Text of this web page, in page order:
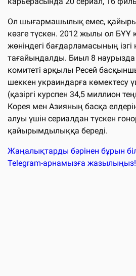
Ол шығармашылық емес,
көзге түскен. 2012 жылы ол БҰҰ
жөніндегі бағдарламасының ізгі
тағайындалды. Биыл 8
комитеті арқылы Ресей
шеккен украиндарға көмектесу
(қазіргі курспен 34,5 миллион
Корея мен Азияның басқа
алуы үшін сериалдан түскен
қайырымдылыққа береді.
Жаңалықтарды бәрінен бұрын
Telegram-арнамызға жазылыңыз!